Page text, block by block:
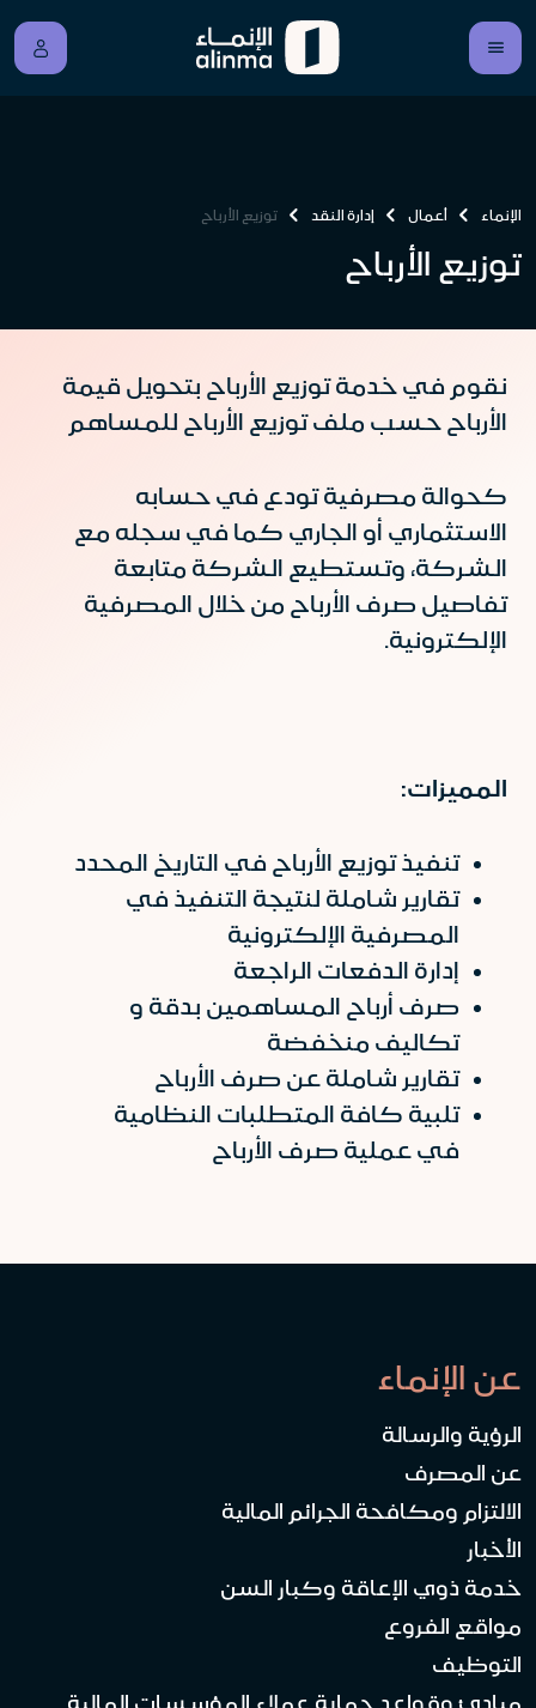
الإنماء أعمال إدارة النقد توزيع الأرباح
توزيع الأرباح
نقوم في خدمة توزيع الأرباح بتحويل قيمة
الأرباح حسب ملف توزيع الأرباح للمساهم
كحوالة مصرفية تودع في حسابه
الاستثماري أو الجاري كما في سجله مع
الشركة، وتستطيع الشركة متابعة
تفاصيل صرف الأرباح من خلال المصرفية
الإلكترونية.
المميزات:
تنفيذ توزيع الأرباح في التاريخ المحدد
تقارير شاملة لنتيجة التنفيذ في
المصرفية الإلكترونية
إدارة الدفعات الراجعة
صرف أرباح المساهمين بدقة و
تكاليف منخفضة
تقارير شاملة عن صرف الأرباح
تلبية كافة المتطلبات النظامية
في عملية صرف الأرباح
عن الإنماء
الرؤية والرسالة
عن المصرف
الالتزام ومكافحة الجرائم المالية
الأخبار
خدمة ذوي الإعاقة وكبار السن
مواقع الفروع
التوظيف
مبادئ وقواعد حماية عملاء المؤسسات المالية